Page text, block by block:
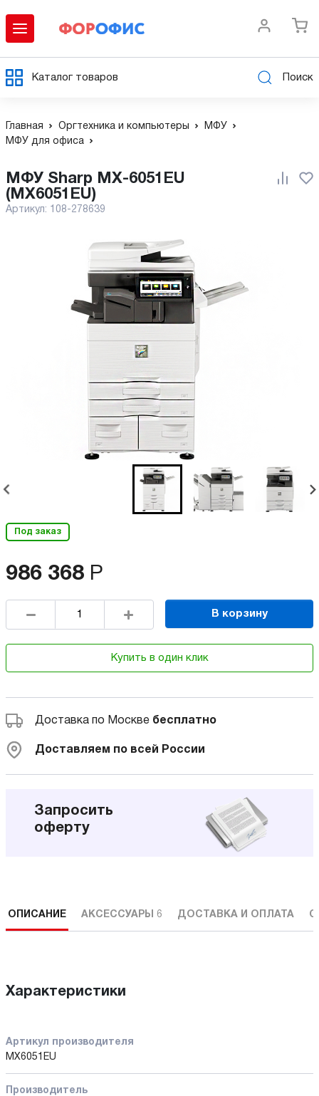
Каталог товаров Поиск
Главная Оргтехника и компьютеры
МФУ
МФУ для офиса
МФУ Sharp MX-6051EU
(MX6051EU)
Артикул: 108-278639
Под заказ
986 368 Р
В корзину
Купить в один клик
Доставка по Москве бесплатно
Доставляем по всей России
Запросить
оферту
ОПИСАНИЕ АКСЕССУАРЫ 6 ДОСТАВКА И ОПЛАТА
Характеристики
Артикул производителя
MX6051EU
Производитель